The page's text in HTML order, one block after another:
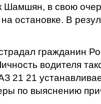
Шамшян, в свою
остановке. В
гражданин
водителя
21 21
по выяснению